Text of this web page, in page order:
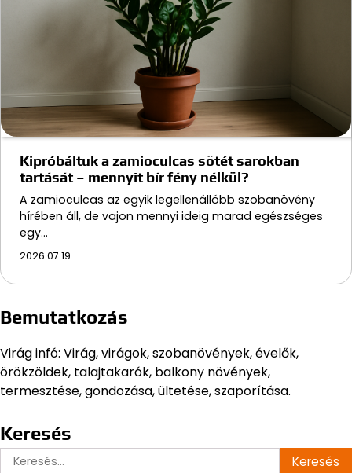
Kipróbáltuk a zamioculcas sötét sarokban
tartását – mennyit bír fény nélkül?
A zamioculcas az egyik legellenállóbb szobanövény
hírében áll, de vajon mennyi ideig marad egészséges
egy…
2026.07.19.
Bemutatkozás
Virág infó: Virág, virágok, szobanövények, évelők,
örökzöldek, talajtakarók, balkony növények,
termesztése, gondozása, ültetése, szaporítása.
Keresés
Keresés: